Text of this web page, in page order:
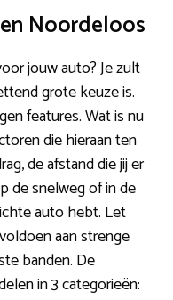
Noordeloos
jouw auto? Je zult
grote keuze is.
features. Wat is nu
die hieraan ten
de afstand die jij er
de snelweg of in de
auto hebt. Let
aan strenge
banden. De
in 3 categorieën: